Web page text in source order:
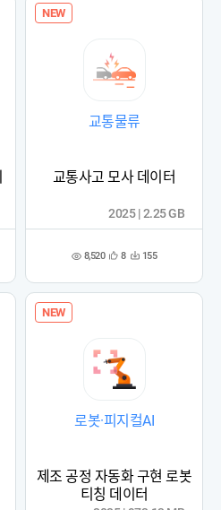
NEW
교통물류
교통사고 모사 데이터
조 8,520 관
록
8 다 155
2025 | 2.25 GB
NEW
로봇·피지컬AI
제조 공정 자동화 구현 로봇
티칭 데이터